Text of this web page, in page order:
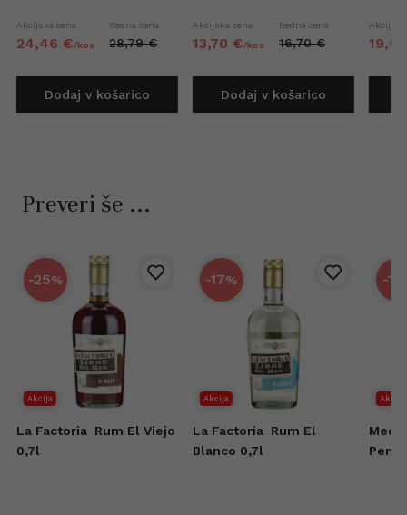
Akcijska cena
24,46 €/kos
Redna cena
28,79 €
Dodaj v košarico
Akcijska cena
13,70 €/kos
Redna cena
16,70 €
Dodaj v košarico
Akcijska
19,67
Preveri še ...
-25%
Akcija
La Factoria Rum El Viejo
0,7l
-17%
Akcija
La Factoria Rum El
Blanco 0,7l
-15
Akcija